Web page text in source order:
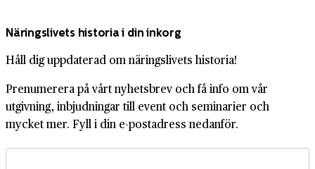
Näringslivets historia i din inkorg
Håll dig uppdaterad om näringslivets historia!
Prenumerera på vårt nyhetsbrev och få info om vår
utgivning, inbjudningar till event och seminarier och
mycket mer. Fyll i din e-postadress nedanför.